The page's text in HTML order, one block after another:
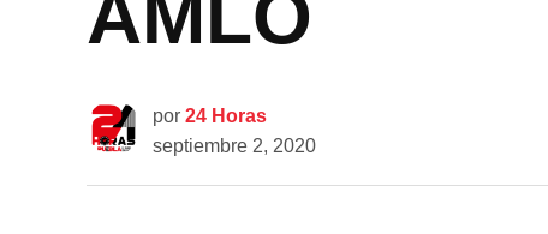
por 24 Horas
septiembre 2, 2020